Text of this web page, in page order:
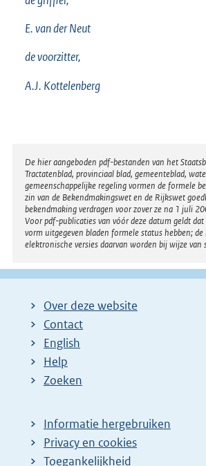
E. van der Neut
de voorzitter,
A.J. Kottelenberg
Disclaimer
De hier aangeboden pdf-bestanden van het
Tractatenblad, provinciaal blad, gemeenteblad,
gemeenschappelijke regeling vormen de formele
zin van de Bekendmakingswet en de Rijkswet
bekendmaking verdragen voor zover ze na 1 juli
Voor pdf-publicaties van vóór deze datum geldt
vorm uitgegeven bladen formele status hebben; de
elektronische versies daarvan worden bij wijze van
Over deze website
Contact
English
Help
Zoeken
Informatie hergebruiken
Privacy en cookies
Toegankelijkheid